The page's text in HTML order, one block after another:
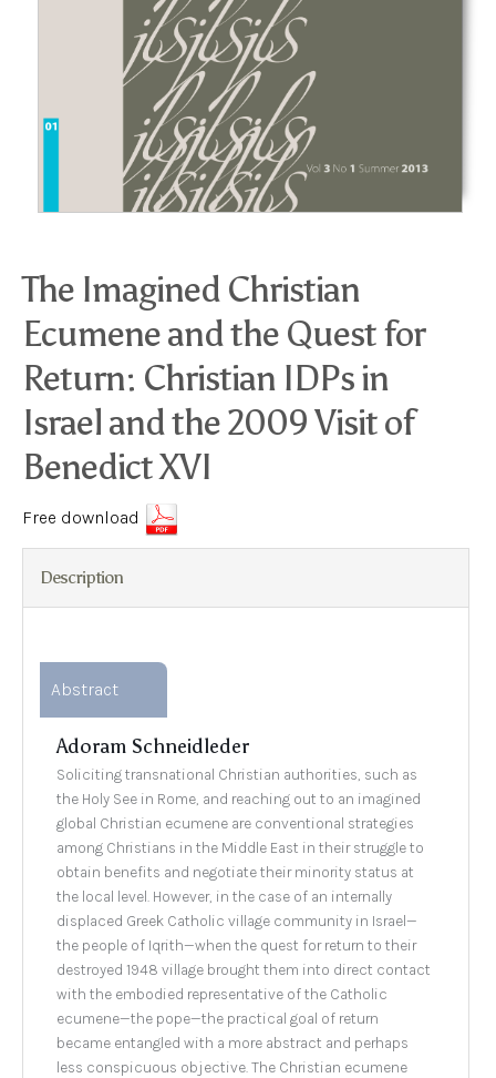
The Imagined Christian
Ecumene and the Quest for
Return: Christian IDPs in
Israel and the 2009 Visit of
Benedict XVI
Free download
Description
Abstract
Adoram Schneidleder
Soliciting transnational Christian authorities, such as
the Holy See in Rome, and reaching out to an imagined
global Christian ecumene are conventional strategies
among Christians in the Middle East in their struggle to
obtain benefits and negotiate their minority status at
the local level. However, in the case of an internally
displaced Greek Catholic village community in Israel—
the people of Iqrith—when the quest for return to their
destroyed 1948 village brought them into direct contact
with the embodied representative of the Catholic
ecumene—the pope—the practical goal of return
became entangled with a more abstract and perhaps
less conspicuous objective. The Christian ecumene